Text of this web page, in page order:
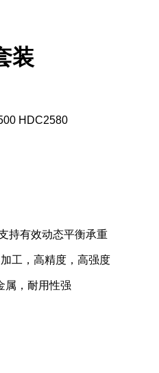
装
HDC2580
持有效动态平衡承重
工，高精度，高强度
属，耐用性强